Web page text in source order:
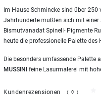
Im Hause Schmincke sind über
Jahrhunderte mußten sich mit einer
Bismutvanadat Spinell- Pigmente
heute die professionelle Palette
Die besonders umfassende Palette
MUSSINI feine Lasurmalerei mit
Kundenrezensionen (0)